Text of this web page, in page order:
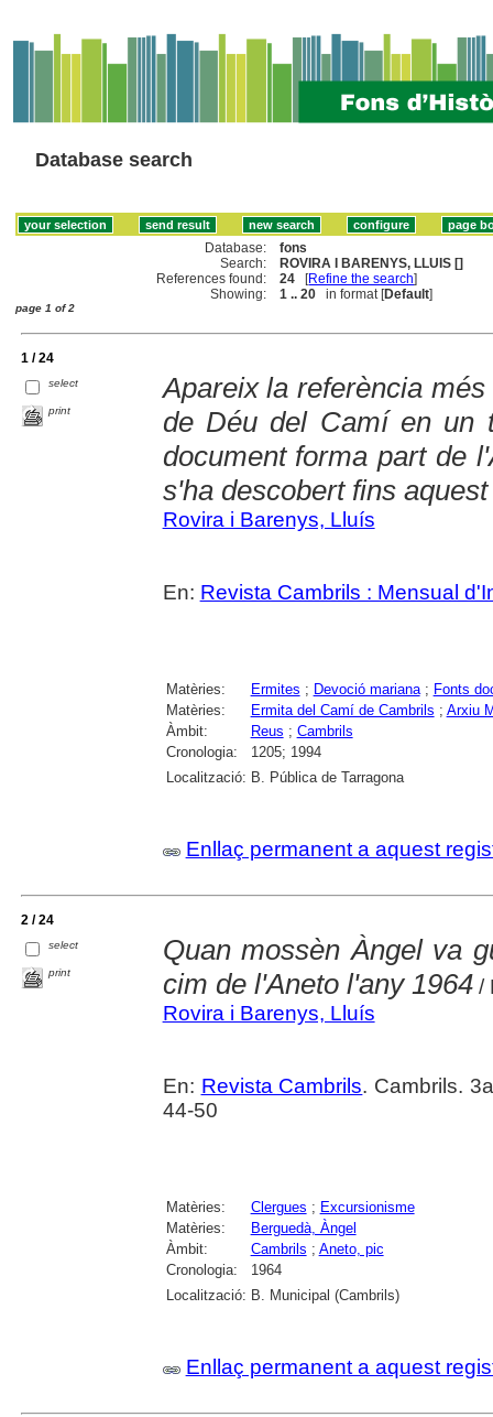
Database search
Database:
fons
Search:
ROVIRA I BARENYS, LLUIS []
References found:
24 [Refine the search]
Showing:
1 .. 20 in format [Default]
page 1 of 2
1 / 24
select
print
Apareix la referència
de Déu del Camí en un
document forma part de
s'ha descobert fins
Rovira i Barenys, Lluís
En: Revista Cambrils : Mensual
Matèries: Ermites ; Devoció mariana; Fonts
Matèries:
Ermita del Camí de Cambrils ; Arxiu
Àmbit:
Reus ; Cambrils
Cronologia:
1205; 1994
Localització: B. Pública de Tarragona
Enllaç permanent a aquest
2 / 24
select
print
Quan mossèn Àngel va
cim de l'Aneto l'any 1964/
Rovira i Barenys, Lluís
En: Revista Cambrils. Cambrils.
44-50
Matèries: Clergues ; Excursionisme
Matèries:
Berguedà, Àngel
Àmbit:
Cambrils ; Aneto, pic
Cronologia:
1964
Localització: B. Municipal (Cambrils)
Enllaç permanent a aquest